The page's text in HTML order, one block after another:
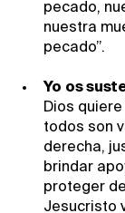
pecado,
nuestra
pecado”.
Yo os
Dios
todos son
derecha,
brindar
proteger
Jesucristo